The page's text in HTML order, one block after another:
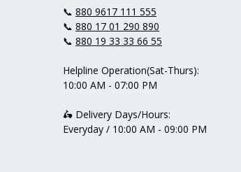
📞 880 9617 111 555
📞 880 17 01 290 890
📞 880 19 33 33 66 55
Helpline Operation(Sat-Thurs):
10:00 AM - 07:00 PM
🛵 Delivery Days/Hours:
Everyday / 10:00 AM - 09:00 PM